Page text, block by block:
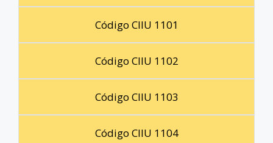
Código CIIU 1101
Código CIIU 1102
Código CIIU 1103
Código CIIU 1104